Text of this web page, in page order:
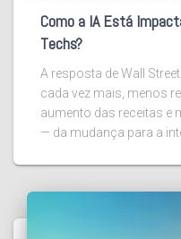
Como a IA Está
Techs?
A resposta de Wall
cada vez mais, menos
aumento das receitas e
— da mudança para a